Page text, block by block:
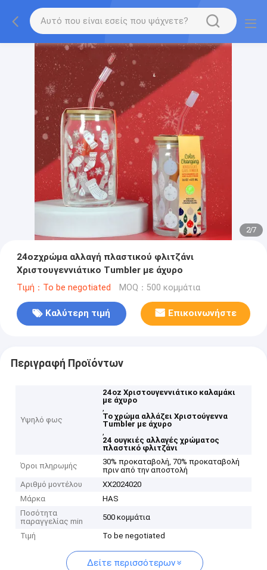
2/7
24ozχρώμα αλλαγή πλαστικού φλιτζάνι
Χριστουγεννιάτικο Tumbler με άχυρο
Τιμή：To be negotiated MOQ：500 κομμάτια
Καλύτερη τιμή Επικοινωνήστε
Περιγραφή Προϊόντων
Υψηλό φως
24oz Χριστουγεννιάτικο καλαμάκι
με άχυρο
,
Το χρώμα αλλάζει Χριστούγεννα
Tumbler με άχυρο
,
24 ουγκιές αλλαγές χρώματος
πλαστικό φλιτζάνι
Όροι πληρωμής
30% προκαταβολή, 70% προκαταβολή
πριν από την αποστολή
Αριθμό μοντέλου
ΧΧ2024020
Μάρκα
HAS
Ποσότητα
παραγγελίας min
500 κομμάτια
Τιμή To be negotiated
Δείτε περισσότερων